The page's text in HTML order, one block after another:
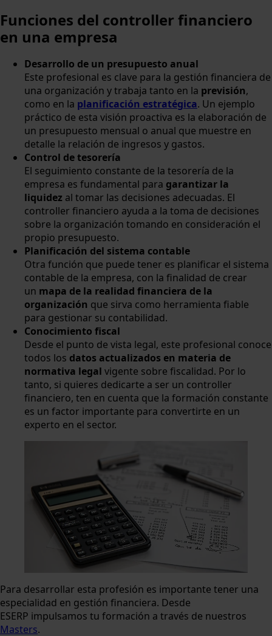
Funciones del controller financiero
en una empresa
Desarrollo de un presupuesto anual
Este profesional es clave para la gestión financiera de
una organización y trabaja tanto en la previsión,
como en la planificación estratégica. Un ejemplo
práctico de esta visión proactiva es la elaboración de
un presupuesto mensual o anual que muestre en
detalle la relación de ingresos y gastos.
Control de tesorería
El seguimiento constante de la tesorería de la
empresa es fundamental para garantizar la
liquidez al tomar las decisiones adecuadas. El
controller financiero ayuda a la toma de decisiones
sobre la organización tomando en consideración el
propio presupuesto.
Planificación del sistema contable
Otra función que puede tener es planificar el sistema
contable de la empresa, con la finalidad de crear
un mapa de la realidad financiera de la
organización que sirva como herramienta fiable
para gestionar su contabilidad.
Conocimiento fiscal
Desde el punto de vista legal, este profesional conoce
todos los datos actualizados en materia de
normativa legal vigente sobre fiscalidad. Por lo
tanto, si quieres dedicarte a ser un controller
financiero, ten en cuenta que la formación constante
es un factor importante para convertirte en un
experto en el sector.
Para desarrollar esta profesión es importante tener una
especialidad en gestión financiera. Desde
ESERP impulsamos tu formación a través de nuestros
Masters.